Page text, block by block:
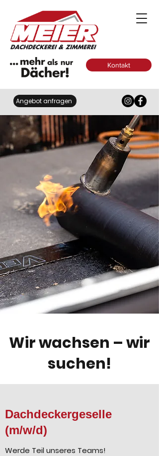
Angebot anfragen
Kontakt
Wir wachsen – wir
suchen!
Dachdeckergeselle
(m/w/d)
Werde Teil unseres Teams!